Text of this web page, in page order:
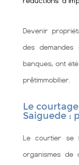
Devenir
des
banques, ont
prêtimmobilier.
Le
Saiguede :
Le courtier se
organismes de